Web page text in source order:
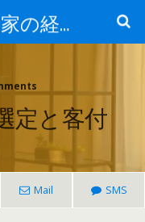
元サラリーマン大家の経済的自由への道
定と客付
Mail SMS